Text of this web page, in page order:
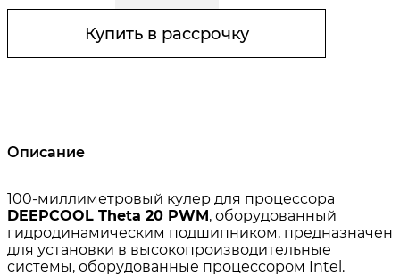
Купить в рассрочку
Описание